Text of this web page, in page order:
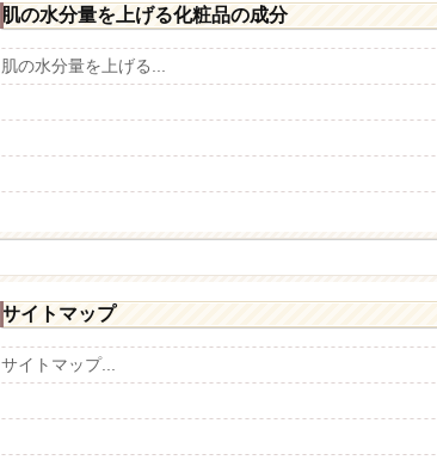
肌の水分量を上げる化粧品の成分
肌の水分量を上げる...
サイトマップ
サイトマップ...